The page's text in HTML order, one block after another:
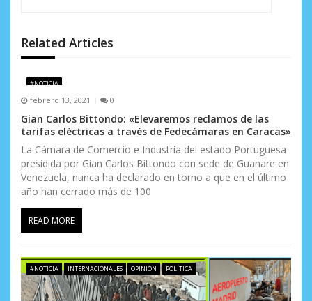
d
e
n
t
r
a
d
s
Related Articles
#NOTICIA
febrero 13, 2021 0
Gian Carlos Bittondo: «Elevaremos reclamos de las
tarifas eléctricas a través de Fedecámaras en Caracas»
La Cámara de Comercio e Industria del estado Portuguesa
presidida por Gian Carlos Bittondo con sede de Guanare en
Venezuela, nunca ha declarado en torno a que en el último
año han cerrado más de 100
READ MORE
#NOTICIA INTERNACIONALES OPINIÓN POLÍTICA